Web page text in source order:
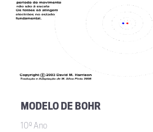
MODELO DE BOHR
10º Ano